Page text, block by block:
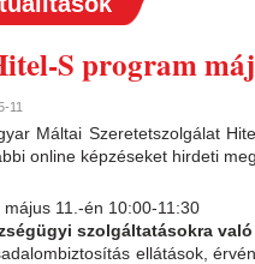
S program
11
Máltai Szeretetszolgálat
online képzéseket hirdeti
május 11.-én 10:00-11:30
szolgáltatásokra
ellátások,